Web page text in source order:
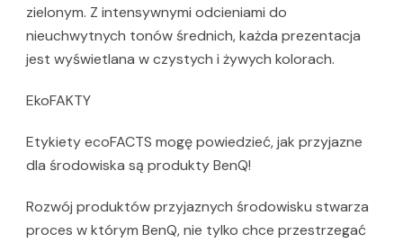
zielonym. Z intensywnymi odcieniami do
nieuchwytnych tonów średnich, każda prezentacja
jest wyświetlana w czystych i żywych kolorach.
EkoFAKTY
Etykiety ecoFACTS mogę powiedzieć, jak przyjazne
dla środowiska są produkty BenQ!
Rozwój produktów przyjaznych środowisku stwarza
proces w którym BenQ, nie tylko chce przestrzegać